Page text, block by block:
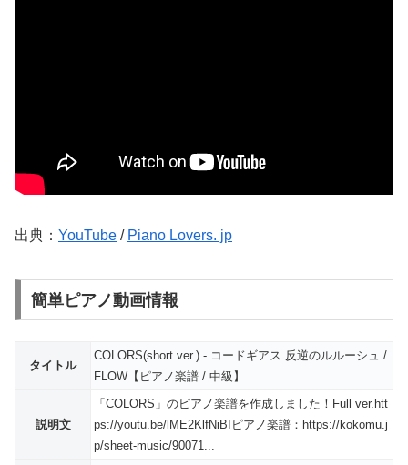
出典： YouTube / Piano Lovers. jp
簡単ピアノ動画情報
タイトル
COLORS(short ver.) - コードギアス 反逆のルルーシュ /
FLOW【ピアノ楽譜 / 中級】
説明文
「COLORS」のピアノ楽譜を作成しました！Full ver.htt
ps://youtu.be/lME2KlfNiBIピアノ楽譜：https://kokomu.j
p/sheet-music/90071...